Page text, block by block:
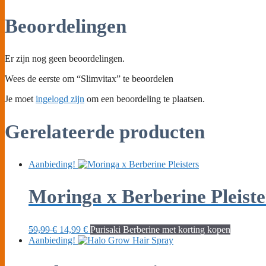
Beoordelingen
Er zijn nog geen beoordelingen.
Wees de eerste om “Slimvitax” te beoordelen
Je moet ingelogd zijn om een beoordeling te plaatsen.
Gerelateerde producten
Aanbieding!
Moringa x Berberine
59,99€ Oorspronkelijke
prijs
14,99 €Huidige
prijs
Purisaki Berberine met korting kopen
Aanbieding!